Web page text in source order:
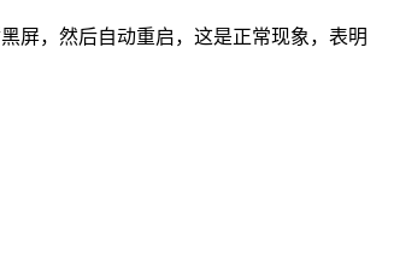
屏，然后自动重启，这是正常现象，表明